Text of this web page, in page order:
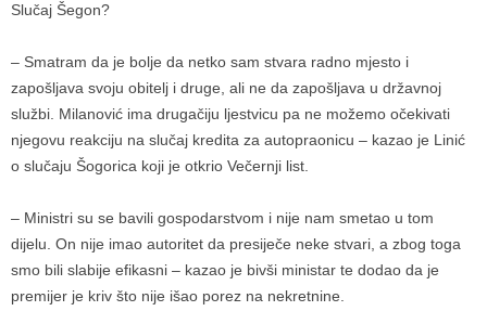
Slučaj Šegon?
– Smatram da je bolje da netko sam stvara radno mjesto i
zapošljava svoju obitelj i druge, ali ne da zapošljava u državnoj
službi. Milanović ima drugačiju ljestvicu pa ne možemo očekivati
njegovu reakciju na slučaj kredita za autopraonicu – kazao je Linić
o slučaju Šogorica koji je otkrio Večernji list.
– Ministri su se bavili gospodarstvom i nije nam smetao u tom
dijelu. On nije imao autoritet da presiječe neke stvari, a zbog toga
smo bili slabije efikasni – kazao je bivši ministar te dodao da je
premijer je kriv što nije išao porez na nekretnine.